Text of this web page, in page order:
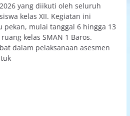
2026 yang diikuti oleh seluruh
siswa kelas XII. Kegiatan ini
pekan, mulai tanggal 6 hingga 13
kelas SMAN 1 Baros.
dalam pelaksanaan asesmen